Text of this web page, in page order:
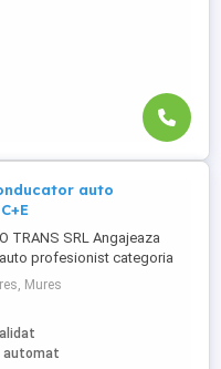
auto
TRANS SRL Angajeaza
profesionist categoria
de curse interne.
de conducere categoria
profesional si card tahograf
si psihologic valabil -
si
Mures
automat